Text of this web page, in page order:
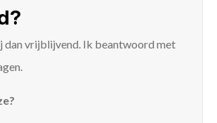
dan vrijblijvend. Ik beantwoord met